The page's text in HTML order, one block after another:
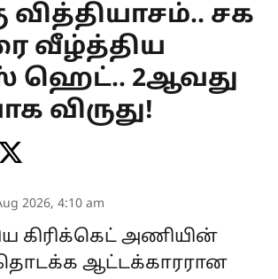
வித்தியாசம்.. சக
வீழ்த்திய
ஹெட்.. 2ஆவது
விருது!
2026, 4:10 am
கிரிக்கெட் அணியின்
ஆட்டக்காரரான